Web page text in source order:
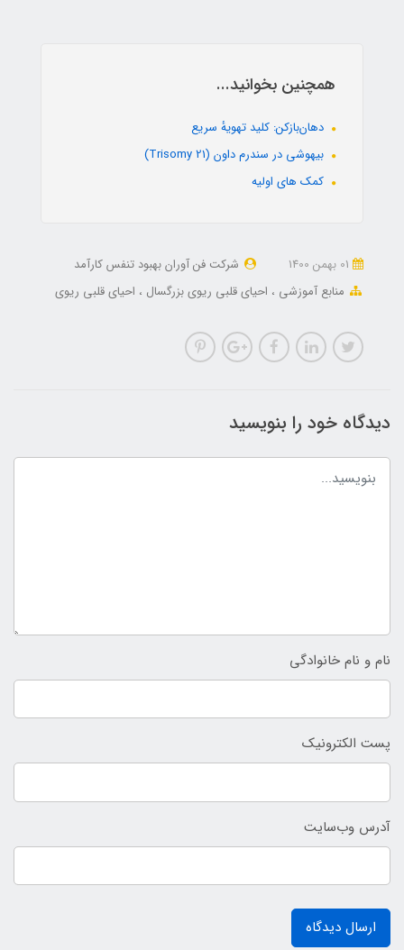
همچنین بخوانید...
دهان‌بازکن: کلید تهویهٔ سریع
بیهوشی در سندرم داون (Trisomy 21)
کمک های اولیه
شرکت فن آوران بهبود تنفس کارآمد
منابع آموزشی
احیای قلبی ریوی بزرگسال احیای قلبی ریوی
دیدگاه خود را بنویسید
نام و نام خانوادگی
پست الکترونیک
آدرس وب‌سایت
ارسال دیدگاه